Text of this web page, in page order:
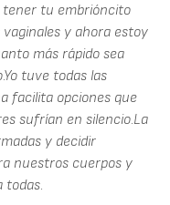
tener tu embrióncito
y ahora estoy
más rápido sea
tuve todas las
facilita opciones que
sufrían en silencio.La
y decidir
nuestros cuerpos y
todas.